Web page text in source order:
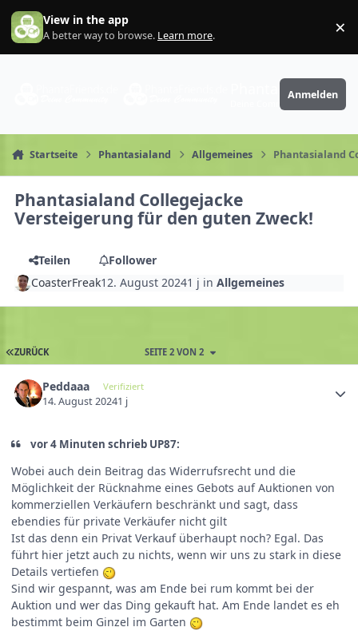
Zum Inhalt springen
View in the app
A better way to browse. Learn more. ×
PhantaFriends.de
Anmelden
Startseite Phantasialand Allgemeines Phantasialand
Phantasialand Collegejacke
Versteigerung für den guten Zweck!
Teilen
Follower
CoasterFreak12. August 20241 j inAllgemeines
ZURÜCK SEITE 2 VON 2
Peddaaa Verifiziert
14. August 20241 j
vor 4 Minuten schrieb UP87:
Wobei auch dein Beitrag das Widerrufsrecht und die
Möglichkeit der Rücknahme eines Gebots auf Auktionen von
kommerziellen Verkäufern beschränkt und sagt, dass
ebendies für private Verkäufer nicht gilt
Ist das denn ein Privat Verkauf überhaupt noch? Egal. Das
führt hier jetzt auch zu nichts, wenn wir uns zu stark in diese
Details vertiefen
Sind wir gespannt, was am Ende bei rum kommt bei der
Auktion und wer das Ding gekauft hat. Am Ende landet es eh
bestimmt beim Ginzel im Garten